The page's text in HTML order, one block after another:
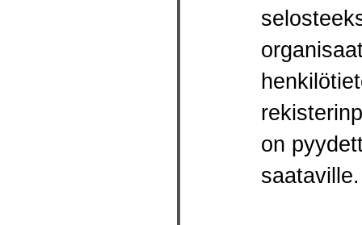
on
saataville.